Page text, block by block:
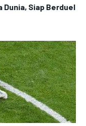
Dunia, Siap Berduel